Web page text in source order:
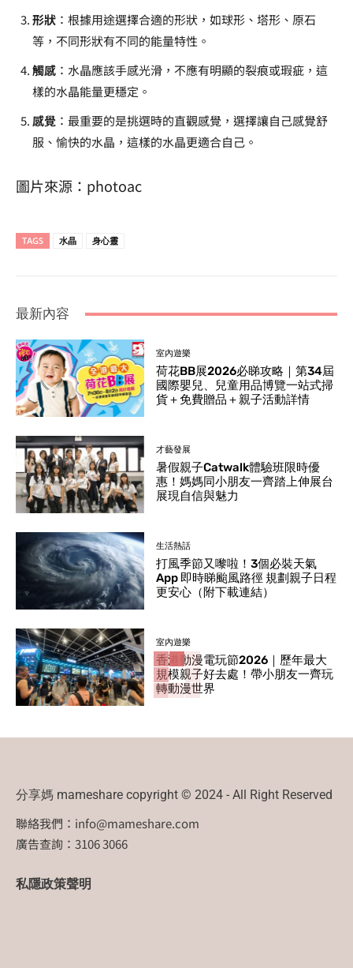
形狀 ：根據用途選擇合適的形狀，如球形、塔形、原石
等，不同形狀有不同的能量特性。
觸感 ：水晶應該手感光滑，不應有明顯的裂痕或瑕疵，這
樣的水晶能量更穩定。
感覺 ：最重要的是挑選時的直觀感覺，選擇讓自己感覺舒
服、愉快的水晶，這樣的水晶更適合自己。
圖片來源：photoac
TAGS 水晶 身心靈
最新內容
室內遊樂
荷花BB展2026必睇攻略｜第34屆
國際嬰兒、兒童用品博覽一站式掃
貨＋免費贈品＋親子活動詳情
才藝發展
暑假親子Catwalk體驗班限時優
惠！媽媽同小朋友一齊踏上伸展台
展現自信與魅力
生活熱話
打風季節又嚟啦！3個必裝天氣
App 即時睇颱風路徑 規劃親子日程
更安心（附下載連結）
室內遊樂
香港動漫電玩節2026｜歷年最大
規模親子好去處！帶小朋友一齊玩
轉動漫世界
分享媽 mameshare copyright © 2024 - All Right Reserved
聯絡我們： info@mameshare.com
廣告查詢：3106 3066
私隱政策聲明